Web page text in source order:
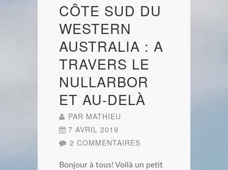
CÔTE SUD DU
WESTERN
AUSTRALIA : A
TRAVERS LE
NULLARBOR
ET AU-DELÀ
PAR MATHIEU
7 AVRIL 2019
2 COMMENTAIRES
Bonjour à tous! Voilà un petit